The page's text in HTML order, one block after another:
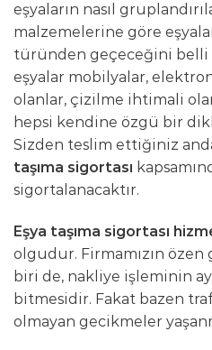
eşyaların nasıl
malzemelerine göre
türünden geçeceğini belli
eşyalar mobilyalar,
olanlar, çizilme ihtimali
hepsi kendine özgü bir
Sizden teslim ettiğiniz
taşıma sigortası
sigortalanacaktır.
Eşya taşıma sigortası
olgudur. Firmamızın
biri de, nakliye işleminin
bitmesidir. Fakat bazen
olmayan gecikmeler